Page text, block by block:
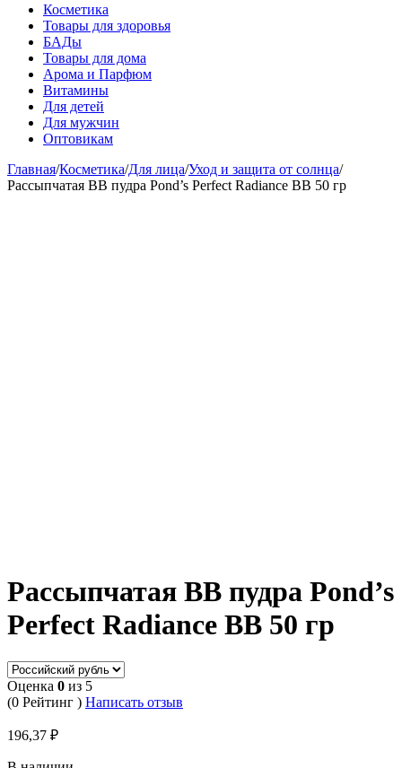
Косметика
Товары для здоровья
БАДы
Товары для дома
Арома и Парфюм
Витамины
Для детей
Для мужчин
Оптовикам
Главная/Косметика/Для лица/Уход и защита от солнца/
Рассыпчатая BB пудра Pond’s Perfect Radiance BB 50 гp
Рассыпчатая BB пудра Pond’s
Perfect Radiance BB 50 гp
Оценка 0 из 5
(0 Рейтинг ) Написать отзыв
196,37 ₽